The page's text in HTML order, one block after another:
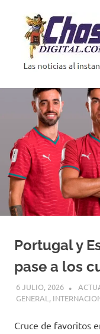
contenido
noticias
instante
Portugal y
pase a los
6 JULIO, 2026 H P
GENERAL,
Cruce de favoritos